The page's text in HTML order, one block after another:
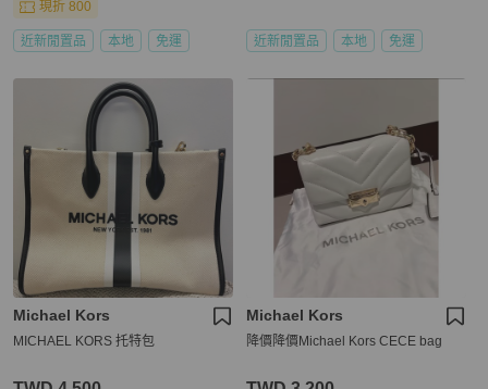
現折 800
近新閒置品 本地 免運 近新閒置品 本地 免運
Michael Kors
MICHAEL KORS 托特包
Michael Kors
降價降價Michael Kors CECE bag